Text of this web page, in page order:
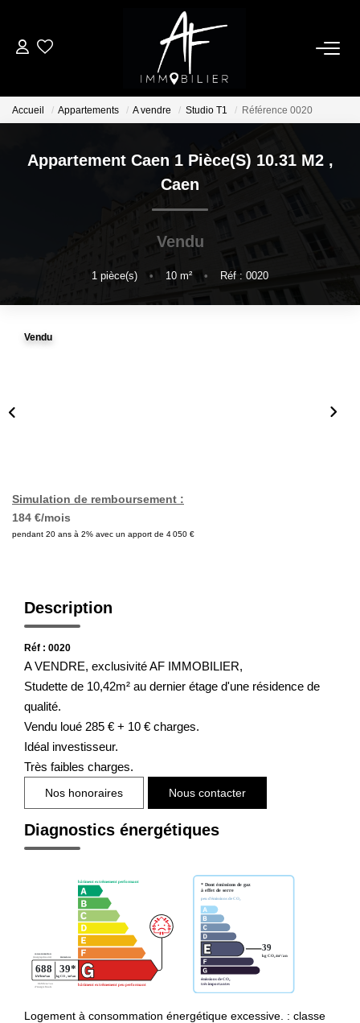
ACHETER
ESTIMER
Accueil Appartements A vendre Studio T1 Référence 0020
Appartement Caen 1 Pièce(s) 10.31 M2 ,
Caen
Vendu
1 pièce(s) • 10 m² • Réf : 0020
Vendu
Simulation de remboursement :
184 €/mois
pendant 20 ans à 2% avec un apport de 4 050 €
Description
Réf : 0020
A VENDRE, exclusivité AF IMMOBILIER,
Studette de 10,42m² au dernier étage d'une résidence de
qualité.
Vendu loué 285 € + 10 € charges.
Idéal investisseur.
Très faibles charges.
Nos honoraires Nous contacter
Diagnostics énergétiques
Logement à consommation énergétique excessive. : classe